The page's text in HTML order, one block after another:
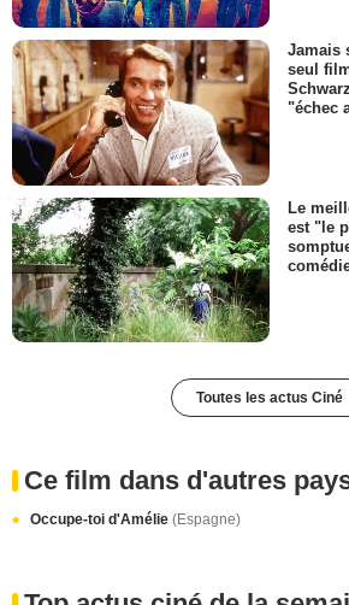
Jamais
seul
"échec
Le
est "le
Toutes les actus Ciné
Ce film dans d'autres
Occupe-toi d'Amélie (Espagne)